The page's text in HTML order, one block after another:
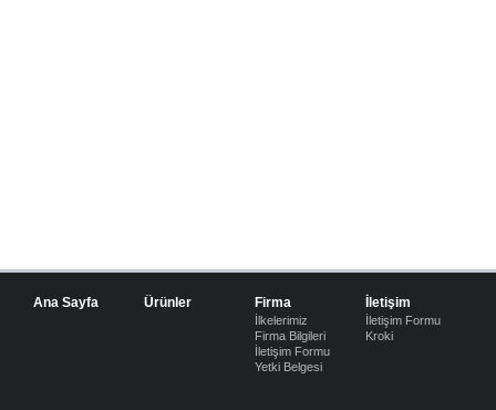
Ana Sayfa Ürünler Firma
İlkelerimiz
Firma Bilgileri
İletişim Formu
Yetki Belgesi
İletişim
İletişim Formu
Kroki